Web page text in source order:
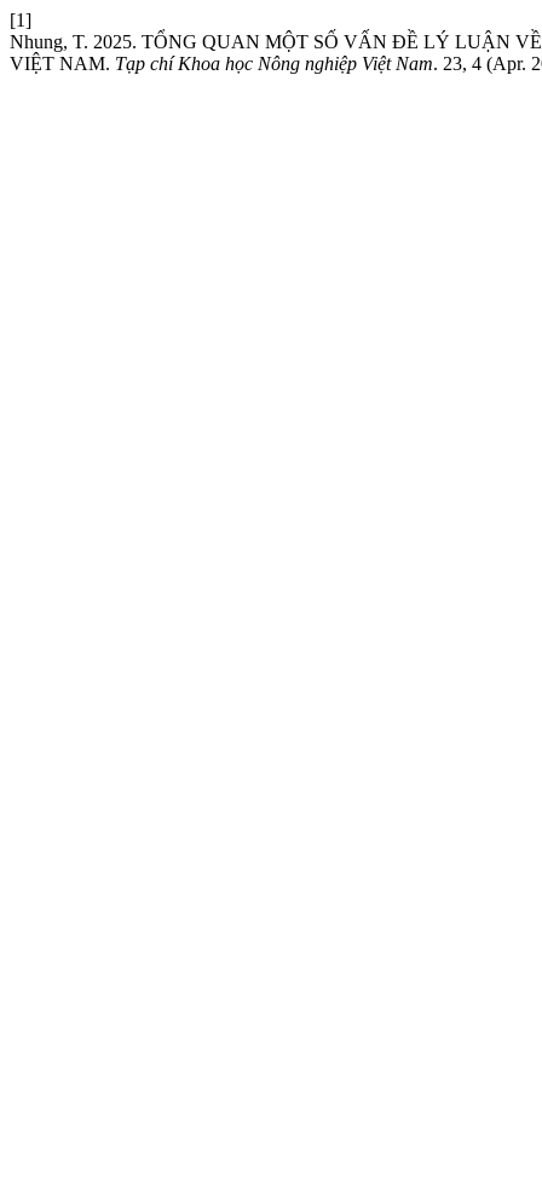
[1]
Nhung, T. 2025. TỔNG QUAN MỘT SỐ VẤN ĐỀ LÝ LUẬN
VIỆT NAM. Tạp chí Khoa học Nông nghiệp Việt Nam. 23, 4 (Apr.